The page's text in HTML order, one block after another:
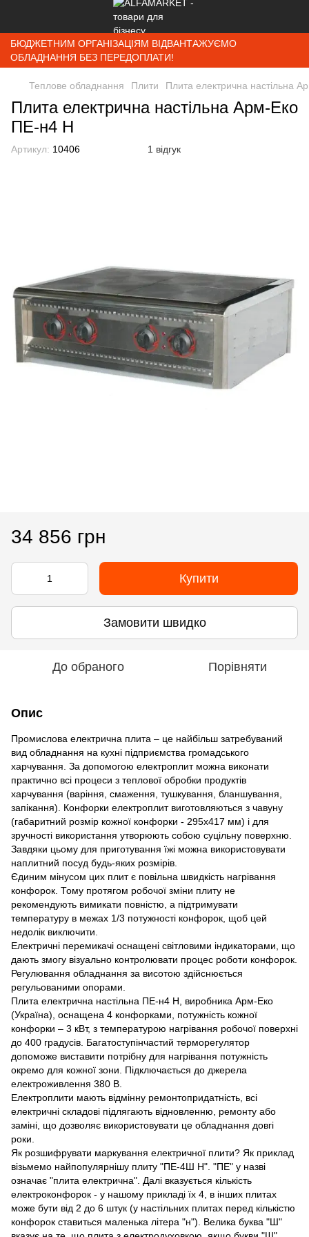
БЮДЖЕТНИМ ОРГАНІЗАЦІЯМ ВІДВАНТАЖУЄМО
ОБЛАДНАННЯ БЕЗ ПЕРЕДОПЛАТИ!
Теплове обладнання Плити Плита електрична настільна
Плита електрична настільна Арм-Еко
ПЕ-н4 Н
Артикул: 10406 1 відгук
34 856 грн
Купити
Замовити швидко
До обраного Порівняти
Опис
Промислова електрична плита – це найбільш затребуваний
вид обладнання на кухні підприємства громадського
харчування. За допомогою електроплит можна виконати
практично всі процеси з теплової обробки продуктів
харчування (варіння, смаження, тушкування, бланшування,
запікання). Конфорки електроплит виготовляються з чавуну
(габаритний розмір кожної конфорки - 295х417 мм) і для
зручності використання утворюють собою суцільну поверхню.
Завдяки цьому для приготування їжі можна використовувати
наплитний посуд будь-яких розмірів.
Єдиним мінусом цих плит є повільна швидкість нагрівання
конфорок. Тому протягом робочої зміни плиту не
рекомендують вимикати повністю, а підтримувати
температуру в межах 1/3 потужності конфорок, щоб цей
недолік виключити.
Електричні перемикачі оснащені світловими індикаторами, що
дають змогу візуально контролювати процес роботи конфорок.
Регулювання обладнання за висотою здійснюється
регульованими опорами.
Плита електрична настільна ПЕ-н4 Н, виробника Арм-Еко
(Україна), оснащена 4 конфорками, потужність кожної
конфорки – 3 кВт, з температурою нагрівання робочої поверхні
до 400 градусів. Багатоступінчастий терморегулятор
допоможе виставити потрібну для нагрівання потужність
окремо для кожної зони. Підключається до джерела
електроживлення 380 В.
Електроплити мають відмінну ремонтопридатність, всі
електричні складові підлягають відновленню, ремонту або
заміні, що дозволяє використовувати це обладнання довгі
роки.
Як розшифрувати маркування електричної плити? Як приклад
візьмемо найпопулярнішу плиту "ПЕ-4Ш Н". "ПЕ" у назві
означає "плита електрична". Далі вказується кількість
електроконфорок - у нашому прикладі їх 4, в інших плитах
може бути від 2 до 6 штук (у настільних плитах перед кількістю
конфорок ставиться маленька літера "н"). Велика буква "Ш"